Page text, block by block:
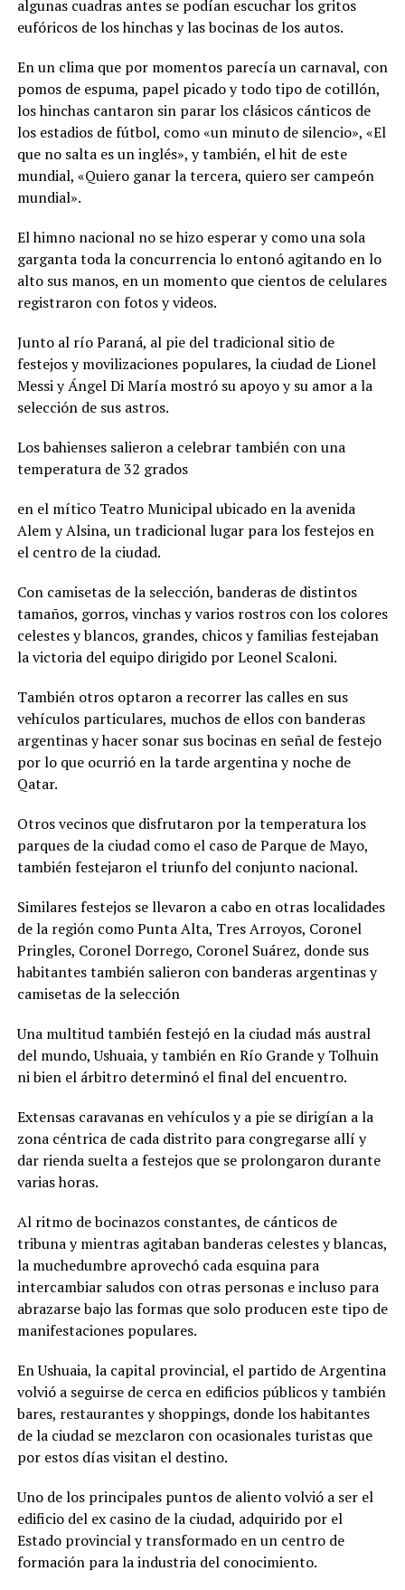
algunas cuadras antes se podían escuchar los gritos
eufóricos de los hinchas y las bocinas de los autos.
En un clima que por momentos parecía un carnaval, con
pomos de espuma, papel picado y todo tipo de cotillón,
los hinchas cantaron sin parar los clásicos cánticos de
los estadios de fútbol, como «un minuto de silencio», «El
que no salta es un inglés», y también, el hit de este
mundial, «Quiero ganar la tercera, quiero ser campeón
mundial».
El himno nacional no se hizo esperar y como una sola
garganta toda la concurrencia lo entonó agitando en lo
alto sus manos, en un momento que cientos de celulares
registraron con fotos y videos.
Junto al río Paraná, al pie del tradicional sitio de
festejos y movilizaciones populares, la ciudad de Lionel
Messi y Ángel Di María mostró su apoyo y su amor a la
selección de sus astros.
Los bahienses salieron a celebrar también con una
temperatura de 32 grados
en el mítico Teatro Municipal ubicado en la avenida
Alem y Alsina, un tradicional lugar para los festejos en
el centro de la ciudad.
Con camisetas de la selección, banderas de distintos
tamaños, gorros, vinchas y varios rostros con los colores
celestes y blancos, grandes, chicos y familias festejaban
la victoria del equipo dirigido por Leonel Scaloni.
También otros optaron a recorrer las calles en sus
vehículos particulares, muchos de ellos con banderas
argentinas y hacer sonar sus bocinas en señal de festejo
por lo que ocurrió en la tarde argentina y noche de
Qatar.
Otros vecinos que disfrutaron por la temperatura los
parques de la ciudad como el caso de Parque de Mayo,
también festejaron el triunfo del conjunto nacional.
Similares festejos se llevaron a cabo en otras localidades
de la región como Punta Alta, Tres Arroyos, Coronel
Pringles, Coronel Dorrego, Coronel Suárez, donde sus
habitantes también salieron con banderas argentinas y
camisetas de la selección
Una multitud también festejó en la ciudad más austral
del mundo, Ushuaia, y también en Río Grande y Tolhuin
ni bien el árbitro determinó el final del encuentro.
Extensas caravanas en vehículos y a pie se dirigían a la
zona céntrica de cada distrito para congregarse allí y
dar rienda suelta a festejos que se prolongaron durante
varias horas.
Al ritmo de bocinazos constantes, de cánticos de
tribuna y mientras agitaban banderas celestes y blancas,
la muchedumbre aprovechó cada esquina para
intercambiar saludos con otras personas e incluso para
abrazarse bajo las formas que solo producen este tipo de
manifestaciones populares.
En Ushuaia, la capital provincial, el partido de Argentina
volvió a seguirse de cerca en edificios públicos y también
bares, restaurantes y shoppings, donde los habitantes
de la ciudad se mezclaron con ocasionales turistas que
por estos días visitan el destino.
Uno de los principales puntos de aliento volvió a ser el
edificio del ex casino de la ciudad, adquirido por el
Estado provincial y transformado en un centro de
formación para la industria del conocimiento.